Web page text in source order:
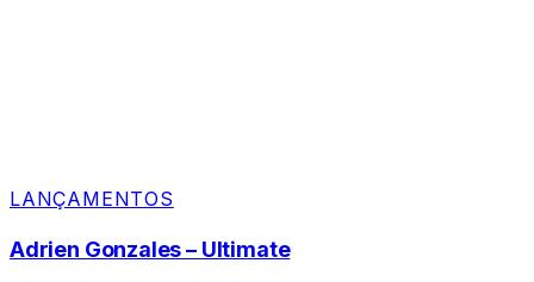
LANÇAMENTOS
Adrien Gonzales – Ultimate